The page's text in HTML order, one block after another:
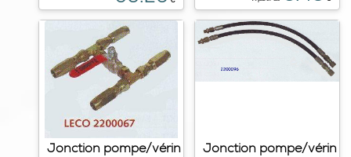
Jonction pompe/vérin
Jonction pompe/vérin